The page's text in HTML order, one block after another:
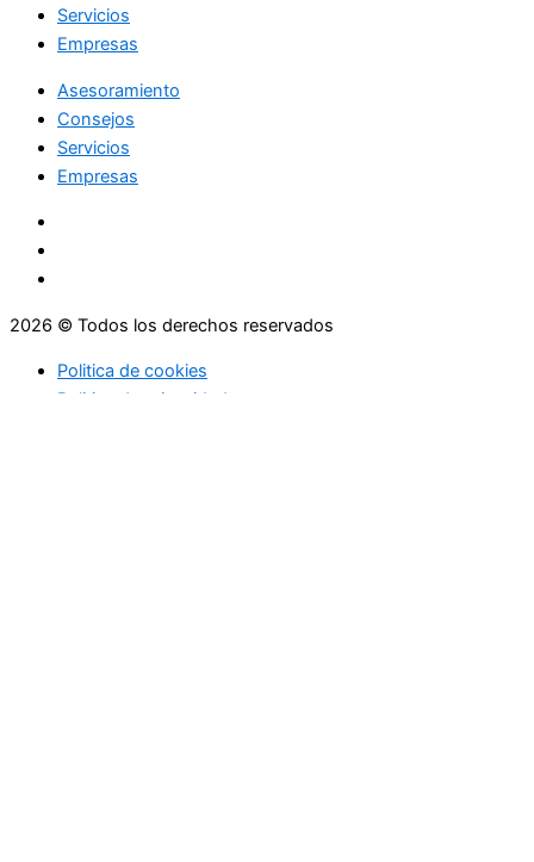
Servicios
Empresas
Asesoramiento
Consejos
Servicios
Empresas
2026 © Todos los derechos reservados
Politica de cookies
Politica de privacidad